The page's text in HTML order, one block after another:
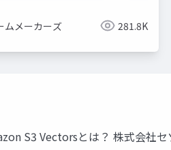
ムメーカーズ 281.8K
S3 Vectorsとは？ 株式会社